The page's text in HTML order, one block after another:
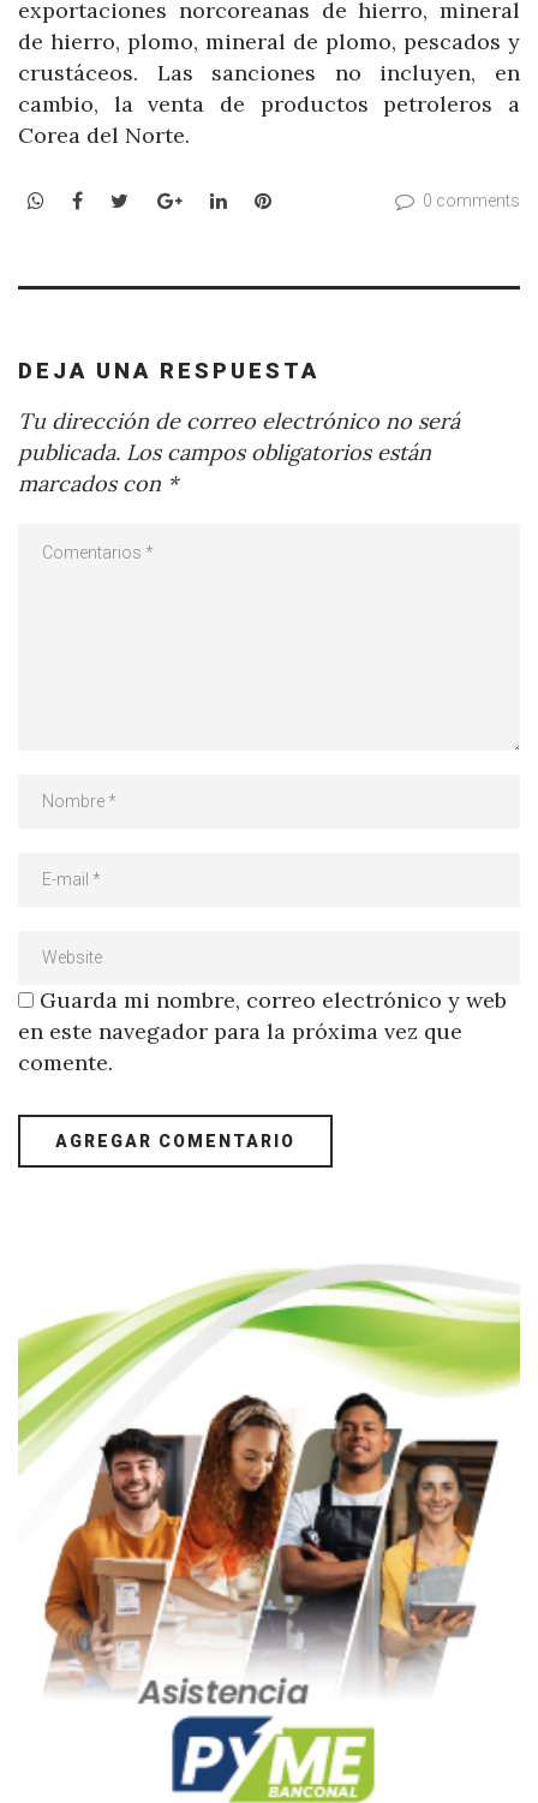
exportaciones norcoreanas de hierro, mineral
de hierro, plomo, mineral de plomo, pescados y
crustáceos. Las sanciones no incluyen, en
cambio, la venta de productos petroleros a
Corea del Norte.
WhatsApp
Facebook
TwitterGoogle+LinkedInPinterest 0 comments
DEJA UNA RESPUESTA
Tu dirección de correo electrónico no será
publicada. Los campos obligatorios están
marcados con *
Guarda mi nombre, correo electrónico y web
en este navegador para la próxima vez que
comente.